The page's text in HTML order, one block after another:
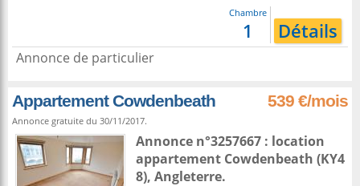
Chambre
1 Détails
Annonce de particulier
Appartement Cowdenbeath 539 €/mois
Annonce gratuite du 30/11/2017.
Annonce n°3257667 : location
appartement Cowdenbeath (KY4
8), Angleterre.